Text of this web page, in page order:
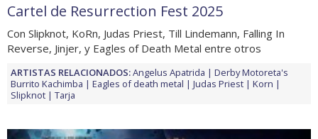
Cartel de Resurrection Fest 2025
Con Slipknot, KoRn, Judas Priest, Till Lindemann, Falling In
Reverse, Jinjer, y Eagles of Death Metal entre otros
ARTISTAS RELACIONADOS:Angelus Apatrida
Derby Motoreta's
Burrito Kachimba
Eagles of death metal Judas Priest
Korn
Slipknot
Tarja